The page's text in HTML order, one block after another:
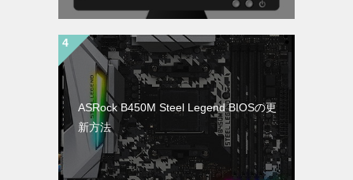
ASRock B450M Steel Legend BIOSの更
新方法